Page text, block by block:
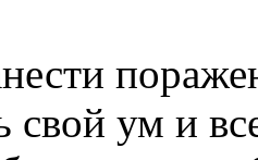
свой ум и